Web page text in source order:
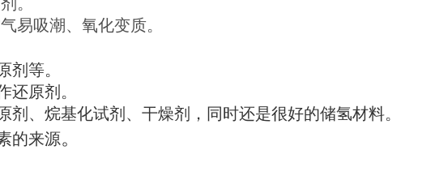
易吸潮、氧化变质。
剂等。
还原剂。
、烷基化试剂、干燥剂，同时还是很好的储氢材料。
的来源。